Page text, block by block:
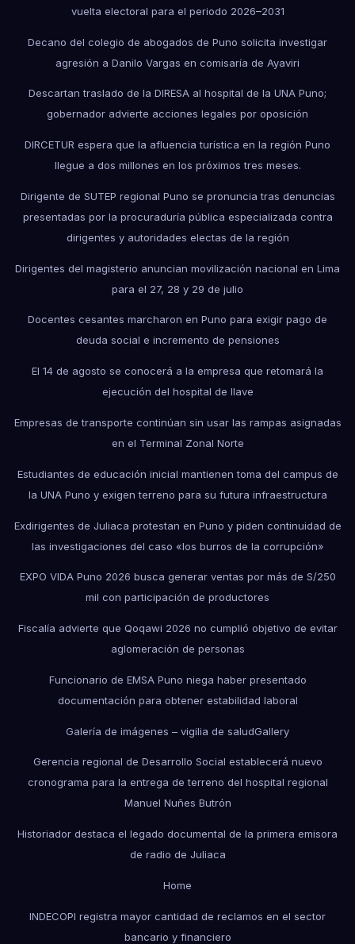
vuelta electoral para el periodo 2026–2031
Decano del colegio de abogados de Puno solicita investigar
agresión a Danilo Vargas en comisaría de Ayaviri
Descartan traslado de la DIRESA al hospital de la UNA Puno;
gobernador advierte acciones legales por oposición
DIRCETUR espera que la afluencia turística en la región Puno
llegue a dos millones en los próximos tres meses.
Dirigente de SUTEP regional Puno se pronuncia tras denuncias
presentadas por la procuraduría pública especializada contra
dirigentes y autoridades electas de la región
Dirigentes del magisterio anuncian movilización nacional en Lima
para el 27, 28 y 29 de julio
Docentes cesantes marcharon en Puno para exigir pago de
deuda social e incremento de pensiones
El 14 de agosto se conocerá a la empresa que retomará la
ejecución del hospital de Ilave
Empresas de transporte continúan sin usar las rampas asignadas
en el Terminal Zonal Norte
Estudiantes de educación inicial mantienen toma del campus de
la UNA Puno y exigen terreno para su futura infraestructura
Exdirigentes de Juliaca protestan en Puno y piden continuidad de
las investigaciones del caso «los burros de la corrupción»
EXPO VIDA Puno 2026 busca generar ventas por más de S/250
mil con participación de productores
Fiscalía advierte que Qoqawi 2026 no cumplió objetivo de evitar
aglomeración de personas
Funcionario de EMSA Puno niega haber presentado
documentación para obtener estabilidad laboral
Galería de imágenes – vigilia de saludGallery
Gerencia regional de Desarrollo Social establecerá nuevo
cronograma para la entrega de terreno del hospital regional
Manuel Nuñes Butrón
Historiador destaca el legado documental de la primera emisora
de radio de Juliaca
Home
INDECOPI registra mayor cantidad de reclamos en el sector
bancario y financiero